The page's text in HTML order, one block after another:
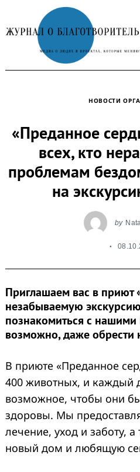
to
content
НОВОСТИ
«Преданное
всех, кто
проблемам
на
by
Приглашаем вас в приют
незабываемую
познакомиться с
возможно, даже обрести
В приюте «Преданное
400 животных, и каждый
возможное, чтобы они
здоровы. Мы
лечение, уход и заботу,
новый дом и любящую